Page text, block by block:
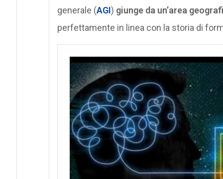
generale (AGI) giunge da un’area
perfettamente in linea con la storia di